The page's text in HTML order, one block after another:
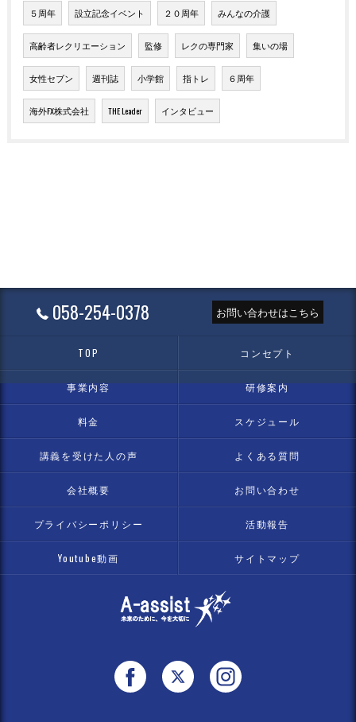
５周年 設立記念イベント ２０周年 みんなの介護
高齢者レクリエーション 監修 レクの専門家 集いの場
女性セブン 週刊誌 小学館 指トレ ６周年
海外FX株式会社 THE Leader インタビュー
058-254-0378 お問い合わせはこちら
TOP コンセプト
事業内容 研修案内
料金 スケジュール
講義を受けた人の声 よくある質問
会社概要 お問い合わせ
プライバシーポリシー 活動報告
Youtube動画 サイトマップ